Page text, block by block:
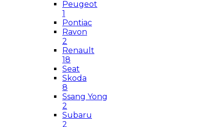
Peugeot
1
Pontiac
Ravon
2
Renault
18
Seat
Skoda
8
Ssang Yong
2
Subaru
2